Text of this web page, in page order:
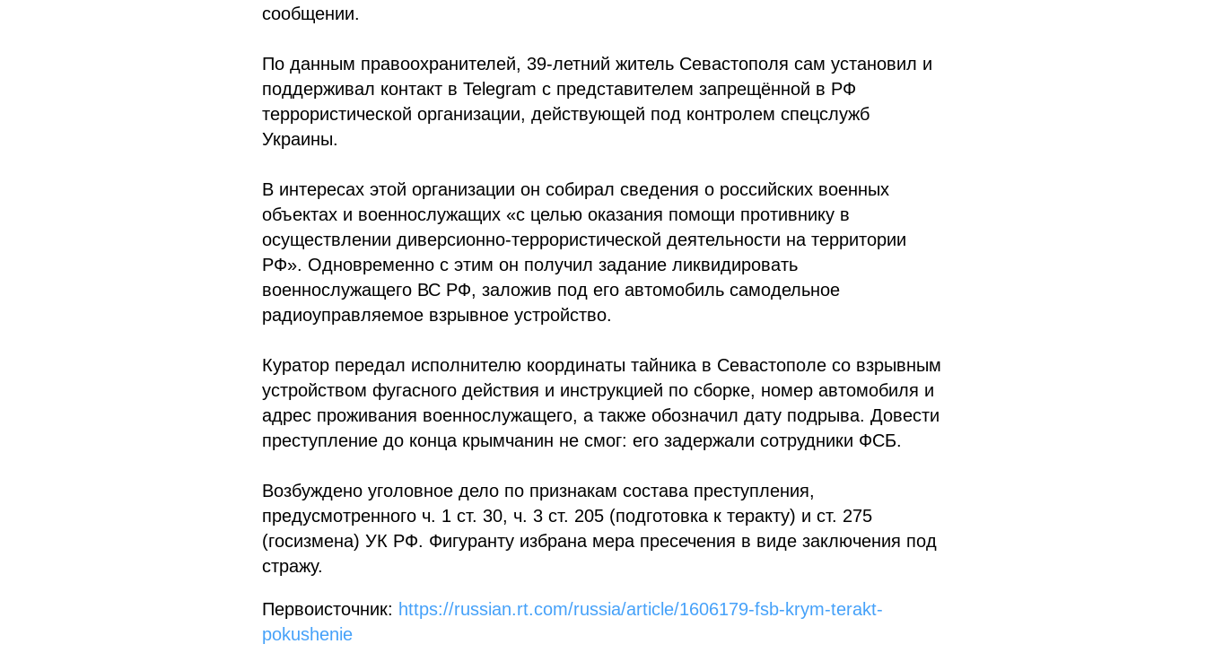
сообщении.
По данным правоохранителей, 39-летний житель Севастополя сам установил и
поддерживал контакт в Telegram с представителем запрещённой в РФ
террористической организации, действующей под контролем спецслужб
Украины.
В интересах этой организации он собирал сведения о российских военных
объектах и военнослужащих «с целью оказания помощи противнику в
осуществлении диверсионно-террористической деятельности на территории
РФ». Одновременно с этим он получил задание ликвидировать
военнослужащего ВС РФ, заложив под его автомобиль самодельное
радиоуправляемое взрывное устройство.
Куратор передал исполнителю координаты тайника в Севастополе со взрывным
устройством фугасного действия и инструкцией по сборке, номер автомобиля и
адрес проживания военнослужащего, а также обозначил дату подрыва. Довести
преступление до конца крымчанин не смог: его задержали сотрудники ФСБ.
Возбуждено уголовное дело по признакам состава преступления,
предусмотренного ч. 1 ст. 30, ч. 3 ст. 205 (подготовка к теракту) и ст. 275
(госизмена) УК РФ. Фигуранту избрана мера пресечения в виде заключения под
стражу.
Первоисточник: https://russian.rt.com/russia/article/1606179-fsb-krym-terakt-
pokushenie